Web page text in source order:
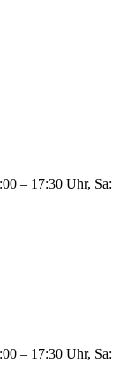
– 17:30 Uhr, Sa:
– 17:30 Uhr, Sa: